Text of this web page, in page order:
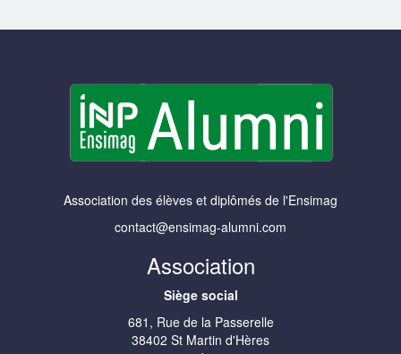
Association des élèves et diplômés de l'Ensimag
contact@ensimag-alumni.com
Association
Siège social
681, Rue de la Passerelle
38402 St Martin d'Hères